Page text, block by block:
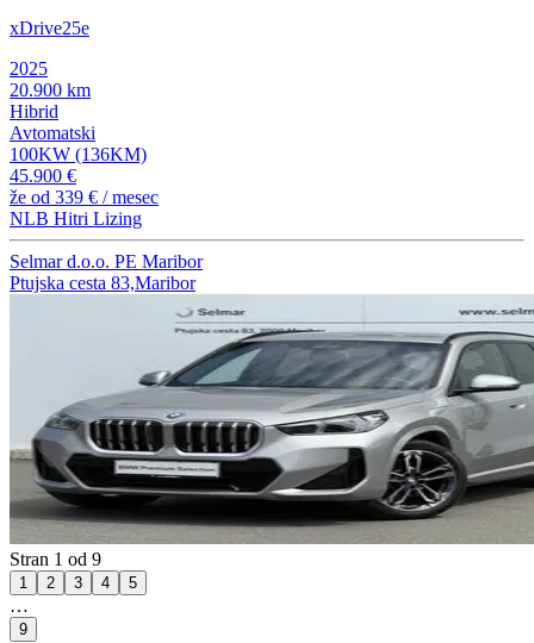
xDrive25e
2025
20.900 km
Hibrid
Avtomatski
100KW (136KM)
45.900 €
že od 339 € / mesec
NLB Hitri Lizing
Selmar d.o.o. PE Maribor
Ptujska cesta 83,Maribor
Stran 1 od 9
1 2 3 4 5
…
9